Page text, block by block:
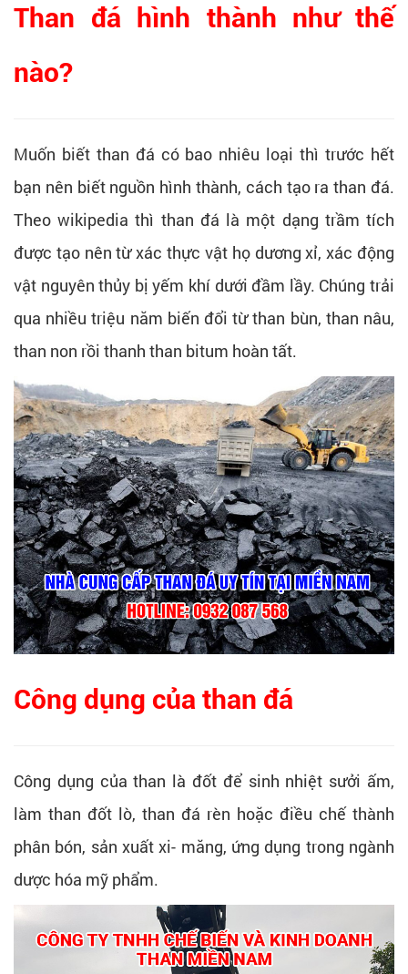
Than đá hình thành như thế
nào?
Muốn biết than đá có bao nhiêu loại thì trước hết
bạn nên biết nguồn hình thành, cách tạo ra than đá.
Theo wikipedia thì than đá là một dạng trầm tích
được tạo nên từ xác thực vật họ dương xỉ, xác động
vật nguyên thủy bị yếm khí dưới đầm lầy. Chúng trải
qua nhiều triệu năm biến đổi từ than bùn, than nâu,
than non rồi thanh than bitum hoàn tất.
Công dụng của than đá
Công dụng của than là đốt để sinh nhiệt sưởi ấm,
làm than đốt lò, than đá rèn hoặc điều chế thành
phân bón, sản xuất xi- măng, ứng dụng trong ngành
dược hóa mỹ phẩm.